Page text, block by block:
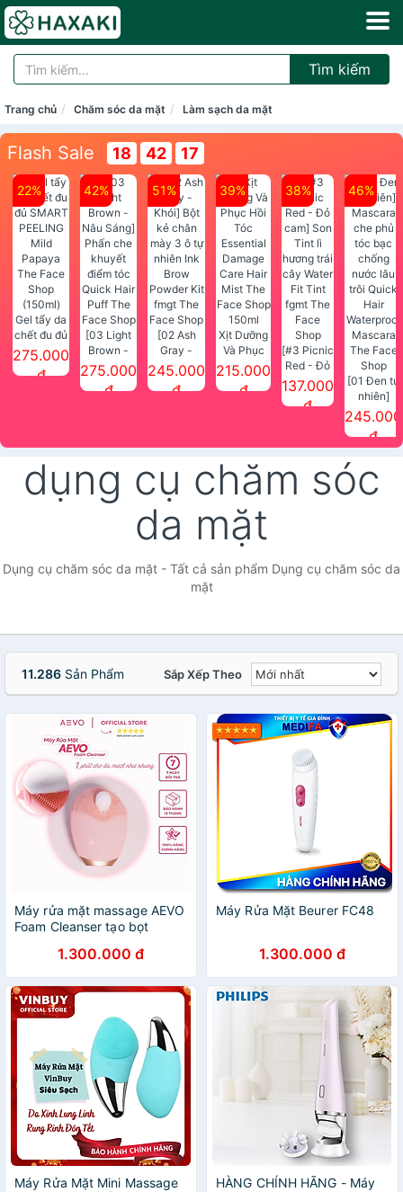
Tìm kiếm
Trang chủ Chăm sóc da mặt Làm sạch da mặt
Flash Sale 18 42 16
22%
Gel tẩy da
chết đu đủ
SMART
PEELING
275.000
đ
42%
[03 Light
Brown -
Nâu Sáng]
Phấn che
275.000
đ
51%
[02 Ash
Gray -
Khói] Bột
kẻ chân
Face Shop
245.000
đ
39%
Xịt Dưỡng
Và Phục
Hồi Tóc
Essential
215.000
đ
38%
[#3 Picnic
Red - Đỏ
cam] Son
Face
Shop
137.000
đ
46%
[01 Đen tự
nhiên]
Mascara
che phủ
nước lâu
trôi Quick
Shop
245.000
đ
dụng cụ chăm sóc
da mặt
Dụng cụ chăm sóc da mặt - Tất cả sản phẩm Dụng cụ chăm sóc da
mặt
11.286 Sản Phẩm Sắp Xếp Theo
Máy rửa mặt massage AEVO
Foam Cleanser tạo bọt
thông thoáng lỗ chân lông,
giảm mụn
1.300.000 đ
Máy Rửa Mặt Beurer FC48
1.300.000 đ
Máy Rửa Mặt Mini Massage
HÀNG CHÍNH HÃNG - Máy